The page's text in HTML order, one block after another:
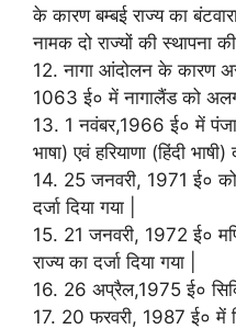
के कारण बम्बई राज्य का
नामक दो राज्यों की स्थापना की
12. नागा आंदोलन के कारण
1063 ई० में नागालैंड को अलग
13. 1 नवंबर,1966 ई० में
भाषा) एवं हरियाणा (हिंदी भाषी)
14. 25 जनवरी, 1971 ई० को
दर्जा दिया गया |
15. 21 जनवरी, 1972 ई०
राज्य का दर्जा दिया गया |
16. 26 अप्रैल,1975 ई०
17. 20 फरवरी, 1987 ई० में